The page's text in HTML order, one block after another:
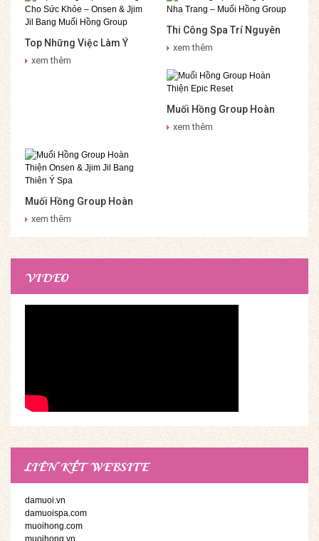
Top Những Việc Làm Ý
Nghĩa Cho Sức Khỏe –
xem thêm
Thi Công Spa Trí Nguyên
Nha Trang – Muối Hồng
xem thêm
Muối Hồng Group Hoàn
Thiện Epic Reset
xem thêm
Muối Hồng Group Hoàn
Thiện Onsen & Jjim Jil
xem thêm
VIDEO
LIÊN KẾT WEBSITE
damuoi.vn
damuoispa.com
muoihong.com